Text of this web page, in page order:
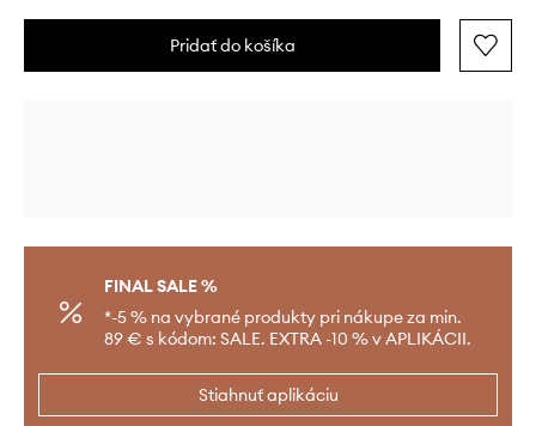
Pridať do košíka
FINAL SALE %
*-5 % na vybrané produkty pri nákupe za min.
89 € s kódom: SALE. EXTRA -10 % v APLIKÁCII.
Stiahnuť aplikáciu